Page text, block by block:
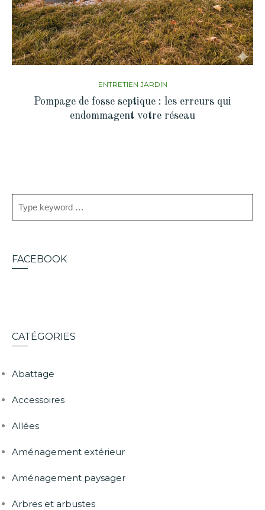
ENTRETIEN JARDIN
Pompage de fosse septique : les erreurs qui
endommagent votre réseau
FACEBOOK
CATÉGORIES
Abattage
Accessoires
Allées
Aménagement extérieur
Aménagement paysager
Arbres et arbustes